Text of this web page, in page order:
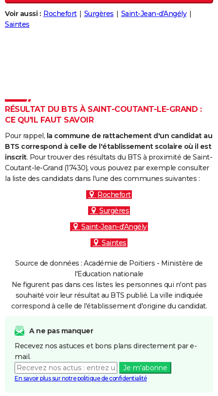
Destinations
City break
Voyage nature
Voyage de noces
Forum
Climat
+
PHOTO
Dictionnaire
Biographies
Citations
Expressions
Proverbes
PROGRAMME TV
S'inscrire
Se connecter
Lycées
Collèges
Primaires
Universités
Entreprises
Service militaire
Avis de recherche
AVIS DE DÉCÈS
FORUM
Voir aussi : Rochefort Surgères
Saint-Jean-d'Angély
Saintes
RÉSULTAT DU BTS À SAINT-COUTANT-LE-GRAND :
CE QU'IL FAUT SAVOIR
Pour rappel, la commune de rattachement d'un candidat au
BTS correspond à celle de l'établissement scolaire où il est
inscrit. Pour trouver des résultats du BTS à proximité de Saint-
Coutant-le-Grand (17430), vous pouvez par exemple consulter
la liste des candidats dans l'une des communes suivantes :
Rochefort
Surgères
Saint-Jean-d'Angély
Saintes
Source de données : Académie de Poitiers - Ministère de
l'Education nationale
Ne figurent pas dans ces listes les personnes qui n'ont pas
souhaité voir leur résultat au BTS publié. La ville indiquée
correspond à celle de l'établissement d'origine du candidat.
A ne pas manquer
Recevez nos astuces et bons plans directement par e-
mail.
Je m'abonne
En savoir plus sur notre politique de confidentialité